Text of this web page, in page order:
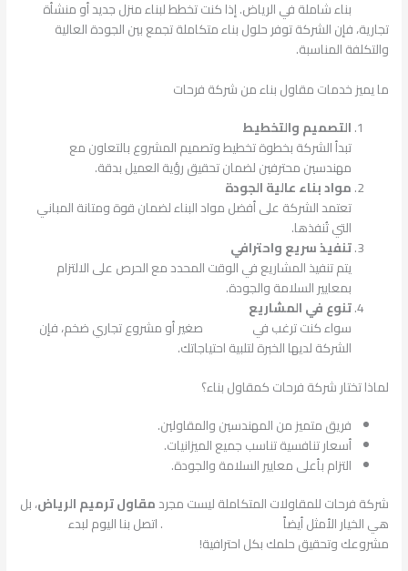
بناء شاملة في الرياض. إذا كنت تخطط لبناء منزل جديد أو منشأة
تجارية، فإن الشركة توفر حلول بناء متكاملة تجمع بين الجودة العالية
والتكلفة المناسبة.
ما يميز خدمات مقاول بناء من شركة فرحات
التصميم والتخطيط
تبدأ الشركة بخطوة تخطيط وتصميم المشروع بالتعاون مع
مهندسين محترفين لضمان تحقيق رؤية العميل بدقة.
مواد بناء عالية الجودة
تعتمد الشركة على أفضل مواد البناء لضمان قوة ومتانة المباني
التي تُنفذها.
تنفيذ سريع واحترافي
يتم تنفيذ المشاريع في الوقت المحدد مع الحرص على الالتزام
بمعايير السلامة والجودة.
تنوع في المشاريع
سواء كنت ترغب في
صغير أو مشروع تجاري ضخم، فإن
الشركة لديها الخبرة لتلبية احتياجاتك.
لماذا تختار شركة فرحات كمقاول بناء؟
فريق متميز من المهندسين والمقاولين.
أسعار تنافسية تناسب جميع الميزانيات.
التزام بأعلى معايير السلامة والجودة.
شركة فرحات للمقاولات المتكاملة ليست مجردمقاول ترميم الرياض، بل
هي الخيار الأمثل أيضاً
. اتصل بنا اليوم لبدء
مشروعك وتحقيق حلمك بكل احترافية!